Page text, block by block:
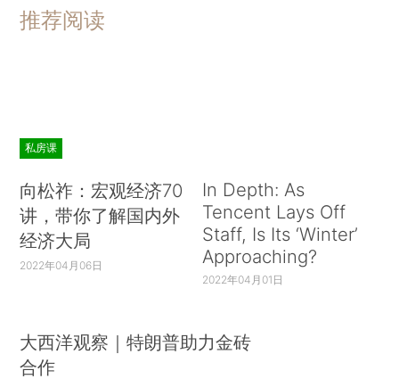
推荐阅读
私房课
向松祚：宏观经济70
讲，带你了解国内外
经济大局
2022年04月06日
In Depth: As
Tencent Lays Off
Staff, Is Its ‘Winter’
Approaching?
2022年04月01日
大西洋观察｜特朗普助力金砖
合作